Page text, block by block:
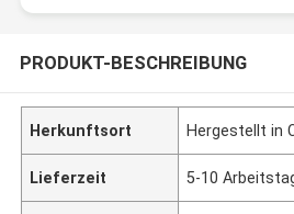
PRODUKT-BESCHREIBUNG
Herkunftsort Hergestellt in
Lieferzeit 5-10